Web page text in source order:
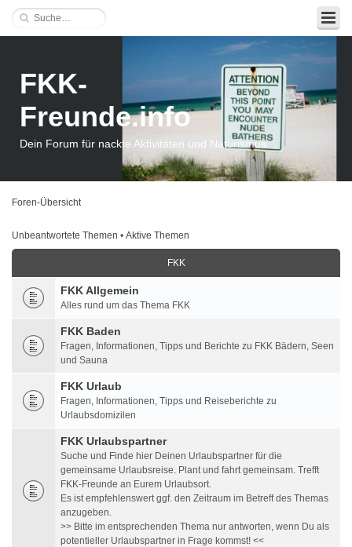
FKK-
Freunde.info
Dein Forum für nackte Aktivitäten und Naturismus
Foren-Übersicht
Unbeantwortete Themen • Aktive Themen
FKK
FKK Allgemein
Alles rund um das Thema FKK
FKK Baden
Fragen, Informationen, Tipps und Berichte zu FKK Bädern, Seen
und Sauna
FKK Urlaub
Fragen, Informationen, Tipps und Reiseberichte zu
Urlaubsdomizilen
FKK Urlaubspartner
Suche und Finde hier Deinen Urlaubspartner für die
gemeinsame Urlaubsreise. Plant und fahrt gemeinsam. Trefft
FKK-Freunde an Eurem Urlaubsort.
Es ist empfehlenswert ggf. den Zeitraum im Betreff des Themas
anzugeben.
>> Bitte im entsprechenden Thema nur antworten, wenn Du als
potentieller Urlaubspartner in Frage kommst! <<